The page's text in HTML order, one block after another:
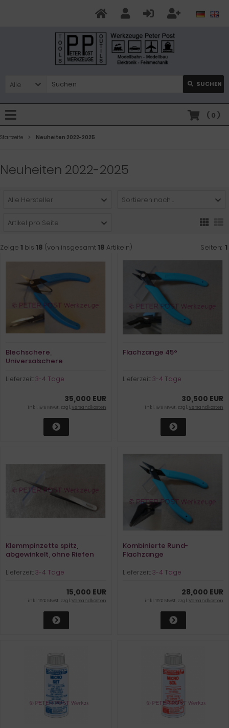
Alle SUCHEN
( 0 )
Startseite Neuheiten 2022-2025
Neuheiten 2022-2025
Alle Hersteller Sortieren nach ...
Artikel pro Seite
Zeige 1 bis 18 (von insgesamt18 Artikeln) Seiten: 1
Blechschere,
Universalschere
Lieferzeit:3-4 Tage
35,000 EUR
inkl. 19 % MwSt. zzgl.Versandkosten
Flachzange 45°
Lieferzeit:3-4 Tage
30,500 EUR
inkl. 19 % MwSt. zzgl.Versandkosten
Klemmpinzette spitz,
abgewinkelt, ohne Riefen
Lieferzeit:3-4 Tage
15,000 EUR
inkl. 19 % MwSt. zzgl.Versandkosten
Kombinierte Rund-
Flachzange
Lieferzeit:3-4 Tage
28,000 EUR
inkl. 19 % MwSt. zzgl.Versandkosten